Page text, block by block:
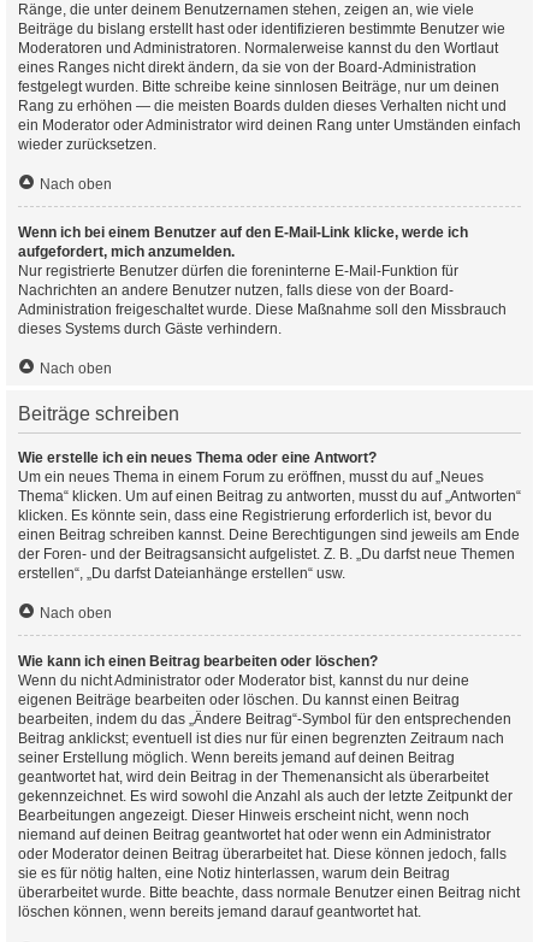
Ränge, die unter deinem Benutzernamen stehen, zeigen an, wie viele
Beiträge du bislang erstellt hast oder identifizieren bestimmte Benutzer wie
Moderatoren und Administratoren. Normalerweise kannst du den Wortlaut
eines Ranges nicht direkt ändern, da sie von der Board-Administration
festgelegt wurden. Bitte schreibe keine sinnlosen Beiträge, nur um deinen
Rang zu erhöhen — die meisten Boards dulden dieses Verhalten nicht und
ein Moderator oder Administrator wird deinen Rang unter Umständen einfach
wieder zurücksetzen.
Nach oben
Wenn ich bei einem Benutzer auf den E-Mail-Link klicke, werde ich
aufgefordert, mich anzumelden.
Nur registrierte Benutzer dürfen die foreninterne E-Mail-Funktion für
Nachrichten an andere Benutzer nutzen, falls diese von der Board-
Administration freigeschaltet wurde. Diese Maßnahme soll den Missbrauch
dieses Systems durch Gäste verhindern.
Nach oben
Beiträge schreiben
Wie erstelle ich ein neues Thema oder eine Antwort?
Um ein neues Thema in einem Forum zu eröffnen, musst du auf „Neues
Thema“ klicken. Um auf einen Beitrag zu antworten, musst du auf „Antworten“
klicken. Es könnte sein, dass eine Registrierung erforderlich ist, bevor du
einen Beitrag schreiben kannst. Deine Berechtigungen sind jeweils am Ende
der Foren- und der Beitragsansicht aufgelistet. Z. B. „Du darfst neue Themen
erstellen“, „Du darfst Dateianhänge erstellen“ usw.
Nach oben
Wie kann ich einen Beitrag bearbeiten oder löschen?
Wenn du nicht Administrator oder Moderator bist, kannst du nur deine
eigenen Beiträge bearbeiten oder löschen. Du kannst einen Beitrag
bearbeiten, indem du das „Ändere Beitrag“-Symbol für den entsprechenden
Beitrag anklickst; eventuell ist dies nur für einen begrenzten Zeitraum nach
seiner Erstellung möglich. Wenn bereits jemand auf deinen Beitrag
geantwortet hat, wird dein Beitrag in der Themenansicht als überarbeitet
gekennzeichnet. Es wird sowohl die Anzahl als auch der letzte Zeitpunkt der
Bearbeitungen angezeigt. Dieser Hinweis erscheint nicht, wenn noch
niemand auf deinen Beitrag geantwortet hat oder wenn ein Administrator
oder Moderator deinen Beitrag überarbeitet hat. Diese können jedoch, falls
sie es für nötig halten, eine Notiz hinterlassen, warum dein Beitrag
überarbeitet wurde. Bitte beachte, dass normale Benutzer einen Beitrag nicht
löschen können, wenn bereits jemand darauf geantwortet hat.